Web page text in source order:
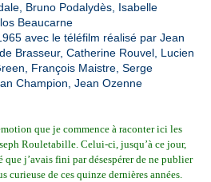
Bruno Podalydès, Isabelle
Beaucarne
avec le téléfilm réalisé par Jean
Brasseur, Catherine Rouvel, Lucien
François Maistre, Serge
Champion, Jean Ozenne
que je commence à raconter ici les
Rouletabille. Celui-ci, jusqu’à ce jour,
j’avais fini par désespérer de ne publier
curieuse de ces quinze dernières années.